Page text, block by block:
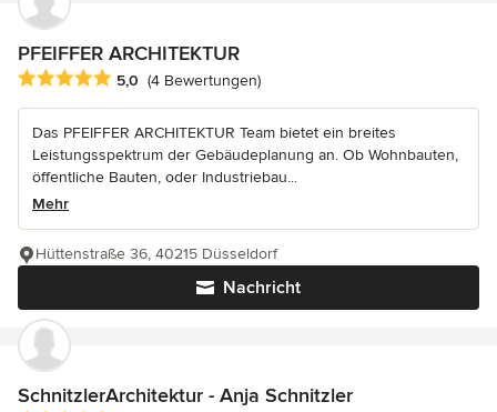
PFEIFFER ARCHITEKTUR
Durchschnittliche Bewertung: 5 von 5 Sternen
5,0 (4 Bewertungen)
Das PFEIFFER ARCHITEKTUR Team bietet ein breites
Leistungsspektrum der Gebäudeplanung an. Ob Wohnbauten,
öffentliche Bauten, oder Industriebau...
Mehr
Nachricht
Hüttenstraße 36, 40215 Düsseldorf
SchnitzlerArchitektur - Anja Schnitzler